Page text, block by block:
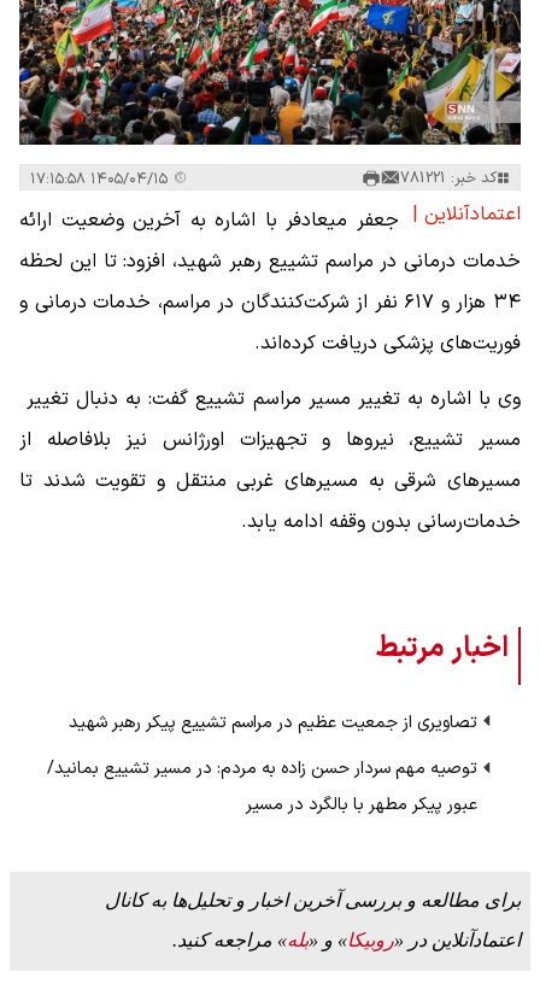
کد خبر: 781221
اعتمادآنلاین | جعفر میعادفر با اشاره به آخرین وضعیت ارائه
خدمات درمانی در مراسم تشییع رهبر شهید، افزود: تا این لحظه
۳۴ هزار و ۶۱۷ نفر از شرکت‌کنندگان در مراسم، خدمات درمانی و
فوریت‌های پزشکی دریافت کرده‌اند.
وی با اشاره به تغییر مسیر مراسم تشییع گفت: به دنبال تغییر
مسیر تشییع، نیروها و تجهیزات اورژانس نیز بلافاصله از
مسیرهای شرقی به مسیرهای غربی منتقل و تقویت شدند تا
خدمات‌رسانی بدون وقفه ادامه یابد.
اخبار مرتبط
تصاویری از جمعیت عظیم در مراسم تشییع پیکر رهبر شهید
توصیه مهم سردار حسن زاده به مردم: در مسیر تشییع بمانید/
عبور پیکر مطهر با بالگرد در مسیر
برای مطالعه و بررسی آخرین اخبار و تحلیل‌ها به کانال
اعتمادآنلاین در «روبیکا» و «بله» مراجعه کنید.